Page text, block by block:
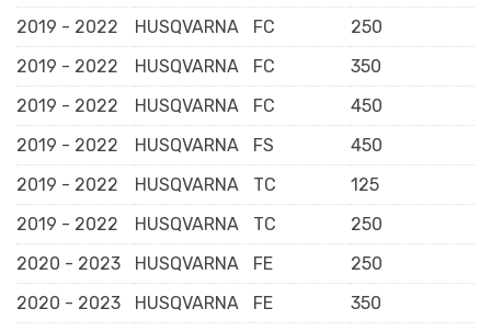
2019 - 2022 HUSQVARNA FC
250
2019 - 2022
HUSQVARNA FC
350
2019 - 2022
HUSQVARNA FC
450
2019 - 2022
HUSQVARNA FS
450
2019 - 2022
HUSQVARNA TC
125
2019 - 2022
HUSQVARNA TC
250
2020 - 2023
HUSQVARNA FE
250
2020 - 2023
HUSQVARNA FE
350